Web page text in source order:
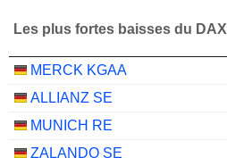
Les plus fortes baisses du DAX
MERCK KGAA
ALLIANZ SE
MUNICH RE
ZALANDO SE